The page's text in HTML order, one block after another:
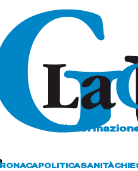
POLITICASANITÀ